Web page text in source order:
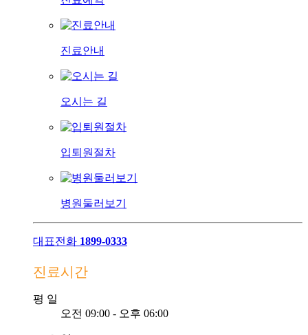
진료안내
오시는 길
입퇴원절차
병원둘러보기
대표전화 1899-0333
진료시간
평 일
오전 09:00 - 오후 06:00